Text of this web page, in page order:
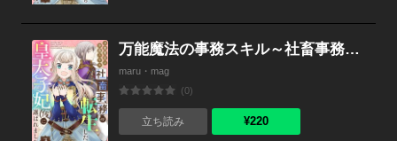
万能魔法の事務スキル～社畜事務が転生したら皇太子妃（仮）に選ばれました。 （3）
maru・mag
(0)
立ち読み ¥220